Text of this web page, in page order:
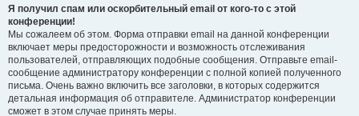
Я получил спам или оскорбительный email от кого-то с этой
конференции!
Мы сожалеем об этом. Форма отправки email на данной конференции
включает меры предосторожности и возможность отслеживания
пользователей, отправляющих подобные сообщения. Отправьте email-
сообщение администратору конференции с полной копией полученного
письма. Очень важно включить все заголовки, в которых содержится
детальная информация об отправителе. Администратор конференции
сможет в этом случае принять меры.